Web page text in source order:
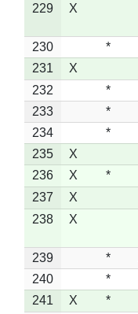
229
X
230 *
231
X
232
*
233
*
234
*
235
X
236
X *
237
X
238
X
239 *
240
*
241
X *